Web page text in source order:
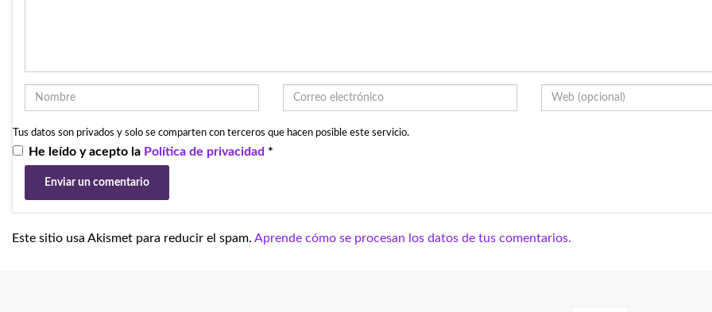
Tus datos son privados y solo se comparten con terceros que hacen posible este servicio.
He leído y acepto la Política de privacidad *
Este sitio usa Akismet para reducir el spam. Aprende cómo se procesan los datos de tus comentarios.